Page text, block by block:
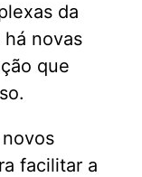
da
novas
que
facilitar a